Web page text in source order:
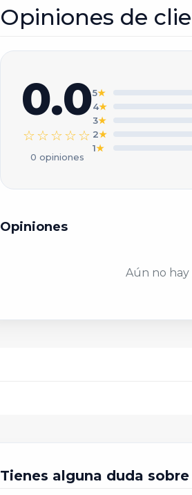
Opiniones de
0.0
☆☆☆☆☆
0 opiniones
5★
4★
3★
2★
1★
Opiniones
Aún no hay
Tienes alguna duda